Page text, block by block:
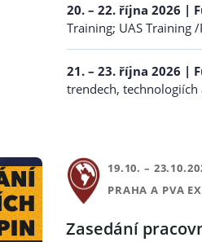
20. – 22. října 2026 |
Training; UAS Training /
21. – 23. října 2026 |
trendech, technologiích
19.10. –
PRAHA A PVA
Zasedání